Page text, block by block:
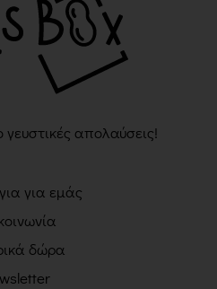
απολαύσεις!
για εμάς
δώρα